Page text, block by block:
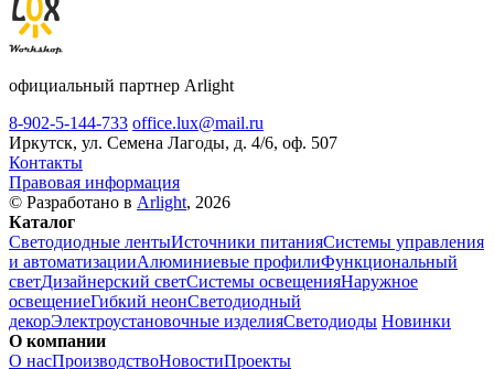
официальный партнер Arlight
8-902-5-144-733 office.lux@mail.ru
Иркутск, ул. Семена Лагоды, д. 4/6, оф. 507
Контакты
Правовая информация
© Разработано в Arlight, 2026
Каталог
Светодиодные лентыИсточники питанияСистемы управления
и автоматизацииАлюминиевые профилиФункциональный
светДизайнерский светСистемы освещенияНаружное
освещениеГибкий неонСветодиодный
декорЭлектроустановочные изделияСветодиоды Новинки
О компании
О насПроизводствоНовостиПроекты